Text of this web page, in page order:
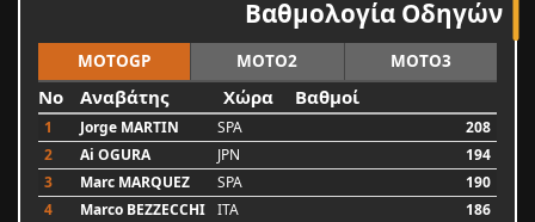
Βαθμολογία Οδηγών
MOTOGP MOTO2 MOTO3
No Αναβάτης Χώρα Βαθμοί
1 Jorge MARTIN SPA
208
2
Ai OGURA JPN
194
3
Marc MARQUEZ SPA
190
4
Marco BEZZECCHI ITA
186